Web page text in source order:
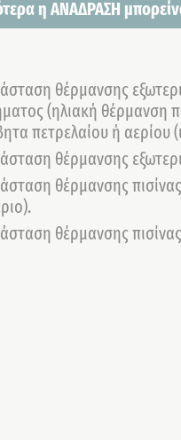
η ΑΝΑΔΡΑΣΗ
θέρμανσης
(ηλιακή θέρμανση
πετρελαίου ή αερίου
θέρμανσης
θέρμανσης
θέρμανσης